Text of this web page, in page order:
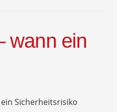
wann ein
Sicherheitsrisiko